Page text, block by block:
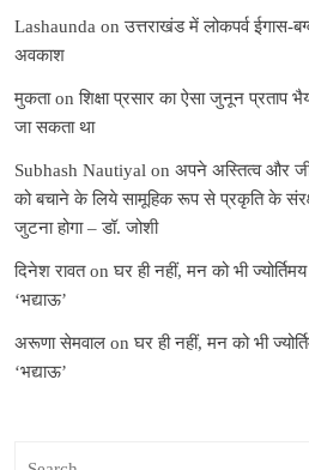
Lashaunda onउत्तराखंड में लोकपर्व ईगास-
अवकाश
मुकताonशिक्षा प्रसार का ऐसा जुनून प्रताप
जा सकता था
Subhash Nautiyal onअपने अस्तित्व और
को बचाने के लिये सामूहिक रूप से प्रकृति के
जुटना होगा – डॉ. जोशी
दिनेश रावतonघर ही नहीं, मन को भी
‘भद्याऊ’
अरूणा सेमवाल onघर ही नहीं, मन को भी
‘भद्याऊ’